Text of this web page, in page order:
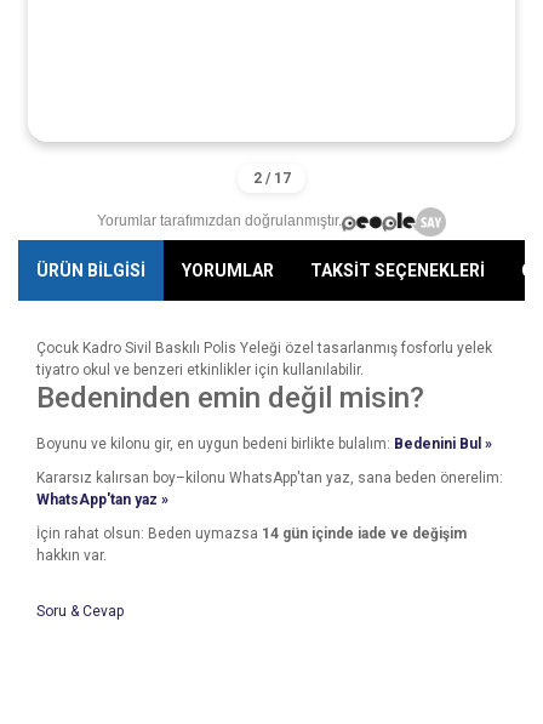
Yorumlar tarafımızdan doğrulanmıştır.
ÜRÜN BİLGİSİ YORUMLAR TAKSİT SEÇENEKLERİ
Çocuk Kadro Sivil Baskılı Polis Yeleği özel tasarlanmış fosforlu yelek
tiyatro okul ve benzeri etkinlikler için kullanılabilir.
Bedeninden emin değil misin?
Boyunu ve kilonu gir, en uygun bedeni birlikte bulalım: Bedenini Bul »
Kararsız kalırsan boy–kilonu WhatsApp'tan yaz, sana beden önerelim:
WhatsApp'tan yaz »
İçin rahat olsun: Beden uymazsa 14 gün içinde iade ve değişim
hakkın var.
Soru & Cevap